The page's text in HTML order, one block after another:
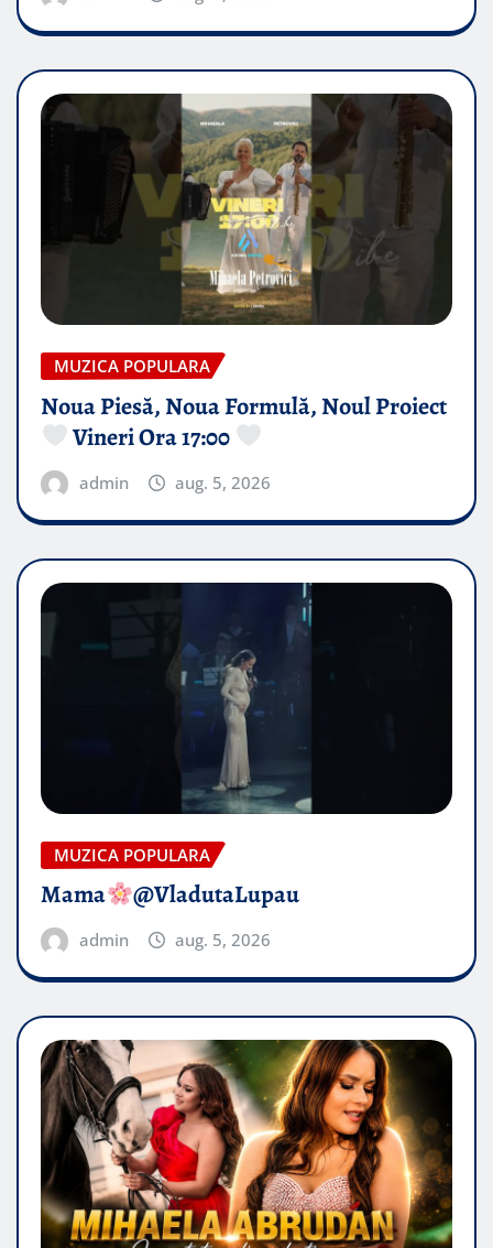
MUZICA POPULARA
Noua Piesă, Noua Formulă, Noul Proiect
Vineri Ora 17:00
admin aug. 5, 2026
MUZICA POPULARA
Mama @VladutaLupau
admin aug. 5, 2026